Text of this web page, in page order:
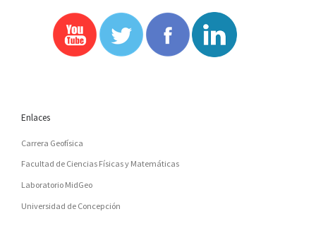
Enlaces
Carrera Geofísica
Facultad de Ciencias Físicas y Matemáticas
Laboratorio MidGeo
Universidad de Concepción